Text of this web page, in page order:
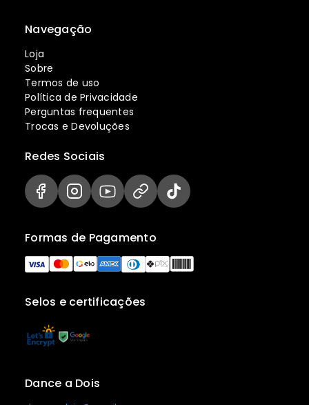
Navegação
Loja
Sobre
Termos de uso
Política de Privacidade
Perguntas frequentes
Trocas e Devoluções
Selos e certificações
Formas de Pagamento
Redes Sociais
Dance a Dois